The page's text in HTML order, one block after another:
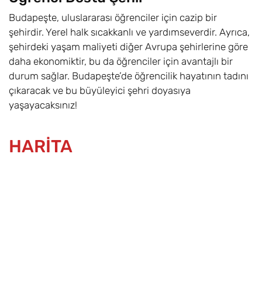
Budapeşte, uluslararası öğrenciler için cazip bir
şehirdir. Yerel halk sıcakkanlı ve yardımseverdir. Ayrıca,
şehirdeki yaşam maliyeti diğer Avrupa şehirlerine göre
daha ekonomiktir, bu da öğrenciler için avantajlı bir
durum sağlar. Budapeşte’de öğrencilik hayatının tadını
çıkaracak ve bu büyüleyici şehri doyasıya
yaşayacaksınız!
HARİTA